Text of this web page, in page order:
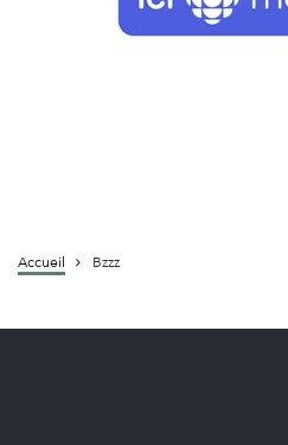
Fil
Accueil Bzzz